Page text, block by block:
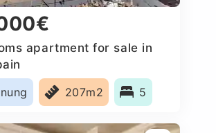
apartment for sale in
207m2 5